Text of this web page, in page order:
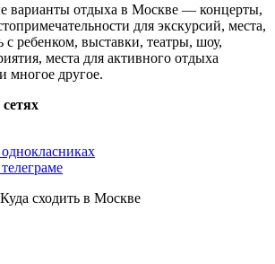
варианты отдыха в Москве — концерты,
для экскурсий, места,
с ребенком, выставки, театры, шоу,
места для активного отдыха
многое другое.
сходить в Москве